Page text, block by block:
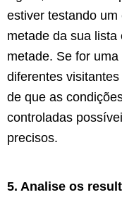
estiver testando um
metade da sua
metade. Se for
diferentes
de que as
controladas
precisos.
5. Analise os